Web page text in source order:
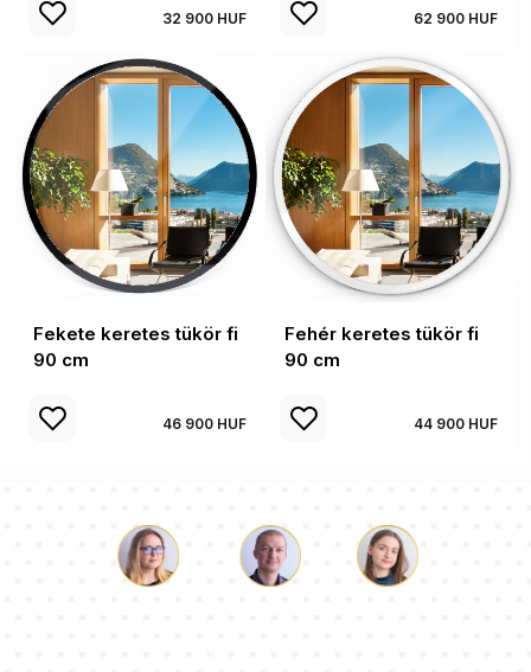
32 900 HUF 62 900 HUF
Fekete keretes tükör fi
90 cm
46 900 HUF
Fehér keretes tükör fi
90 cm
44 900 HUF